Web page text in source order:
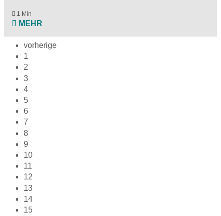
1 Min
MEHR
vorherige
1
2
3
4
5
6
7
8
9
10
11
12
13
14
15